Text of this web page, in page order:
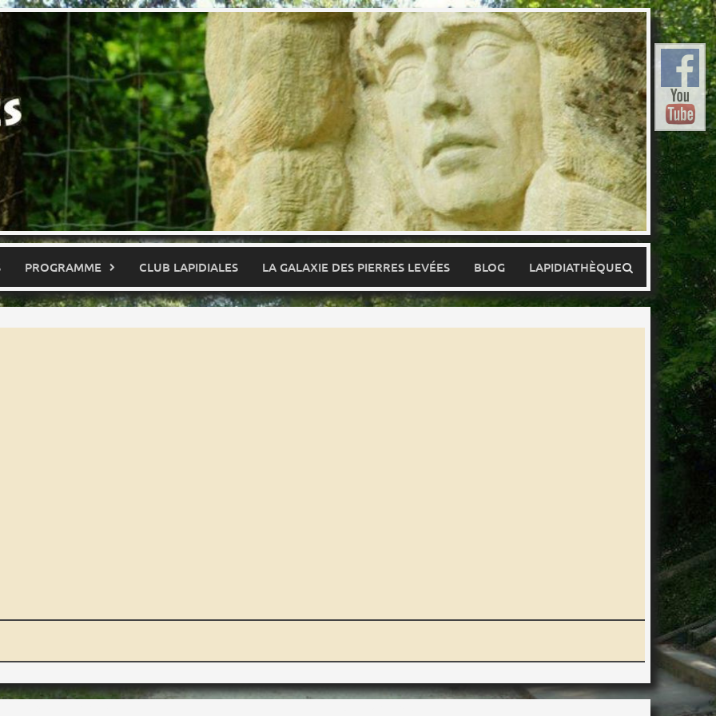
PROGRAMME CLUB LAPIDIALES LA GALAXIE DES PIERRES LEVÉES BLOG LAPIDIATHÈQUE